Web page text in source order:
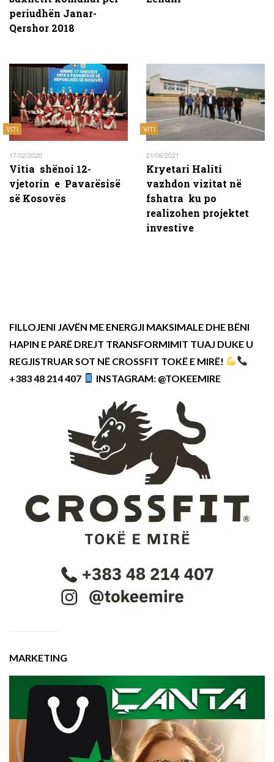
periudhën Janar-
Qershor 2018
VITI
17/02/2020
Vitia shënoi 12-
vjetorin e Pavarësisë
së Kosovës
VITI
21/06/2021
Kryetari Haliti
vazhdon vizitat në
fshatra ku po
realizohen projektet
investive
FILLOJENI JAVËN ME ENERGJI MAKSIMALE DHE BËNI
HAPIN E PARË DREJT TRANSFORMIMIT TUAJ DUKE U
REGJISTRUAR SOT NË CROSSFIT TOKË E MIRË!
+383 48 214 407
INSTAGRAM: @TOKEEMIRE
MARKETING